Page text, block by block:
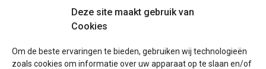
Deze site maakt gebruik van
Cookies
Om de beste ervaringen te bieden, gebruiken wij technologieën
zoals cookies om informatie over uw apparaat op te slaan en/of
Sitemap